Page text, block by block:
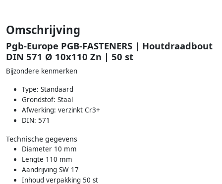
Omschrijving
Pgb-Europe PGB-FASTENERS | Houtdraadbout
DIN 571 Ø 10x110 Zn | 50 st
Bijzondere kenmerken
Type: Standaard
Grondstof: Staal
Afwerking: verzinkt Cr3+
DIN: 571
Technische gegevens
Diameter 10 mm
Lengte 110 mm
Aandrijving SW 17
Inhoud verpakking 50 st